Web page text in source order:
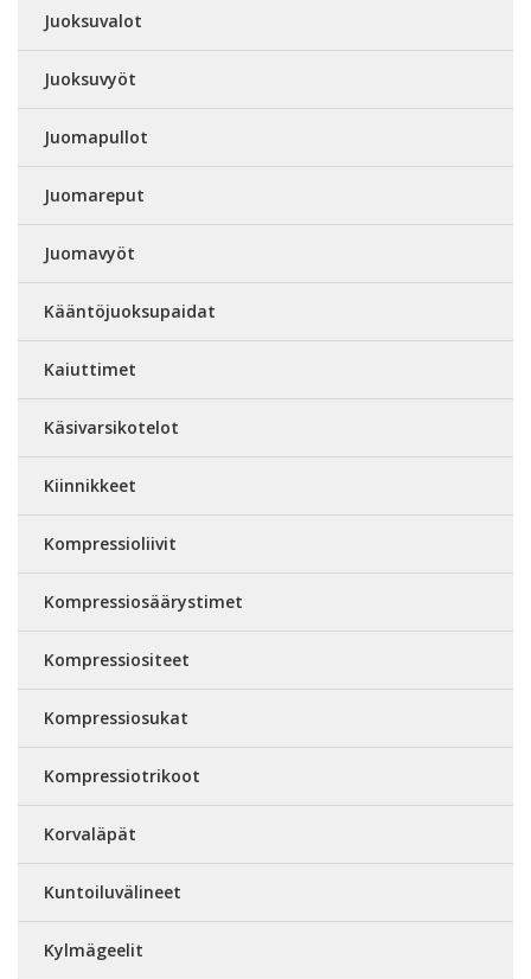
Juoksuvalot
Juoksuvyöt
Juomapullot
Juomareput
Juomavyöt
Kääntöjuoksupaidat
Kaiuttimet
Käsivarsikotelot
Kiinnikkeet
Kompressioliivit
Kompressiosäärystimet
Kompressiositeet
Kompressiosukat
Kompressiotrikoot
Korvaläpät
Kuntoiluvälineet
Kylmägeelit